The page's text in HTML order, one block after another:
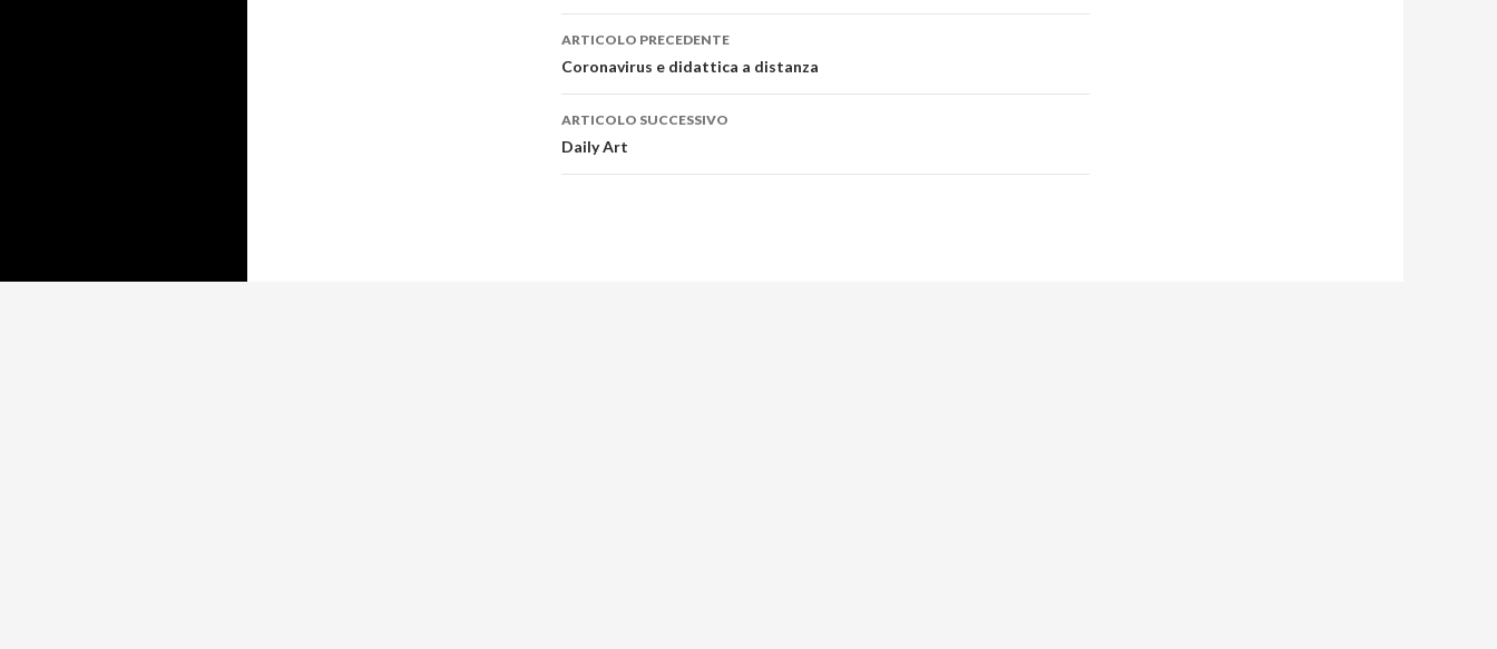
Navigazione
articolo
ARTICOLO PRECEDENTE
Coronavirus e didattica a distanza
ARTICOLO SUCCESSIVO
Daily Art